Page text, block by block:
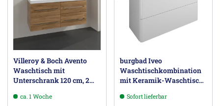
Villeroy & Boch Avento
Waschtisch mit
Unterschrank 120 cm, 2
ca. 1 Woche
burgbad Iveo
Waschtischkombination
mit Keramik-Waschtisch
Sofort lieferbar